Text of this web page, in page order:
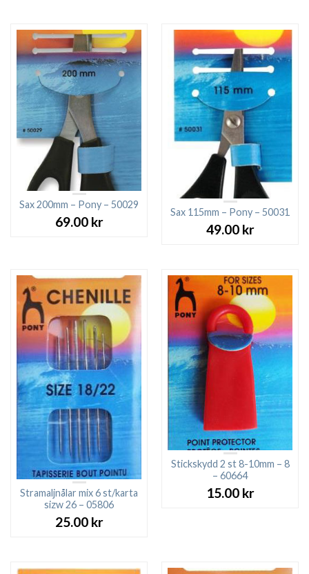
Sax 200mm – Pony – 50029
69.00 kr
Sax 115mm – Pony – 50031
49.00 kr
Stramaljnålar mix 6 st/karta
sizw 26 – 05806
25.00 kr
Stickskydd 2 st 8-10mm – 8
– 60664
15.00 kr